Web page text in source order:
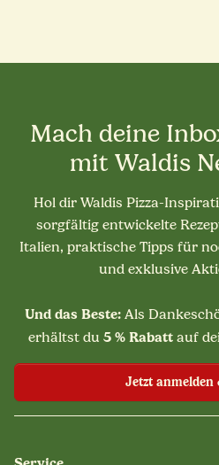
Mach deine
mit Waldis
Hol dir Waldis Pizza-
sorgfältig entwickelte
Italien, praktische Tipps für
und exklusive
Und das Beste: Als
erhältst du 5 % Rabattauf
Jetzt anmelden